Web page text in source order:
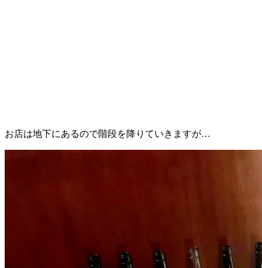
お店は地下にあるので階段を降りていきますが…